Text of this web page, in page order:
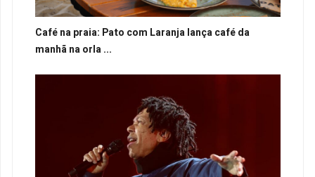
Café na praia: Pato com Laranja lança café da
manhã na orla ...